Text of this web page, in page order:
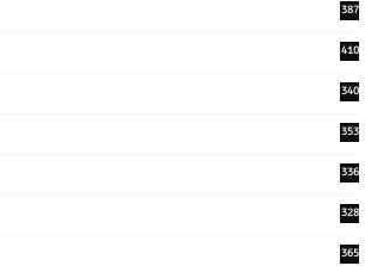
387
410
340
353
336
328
365